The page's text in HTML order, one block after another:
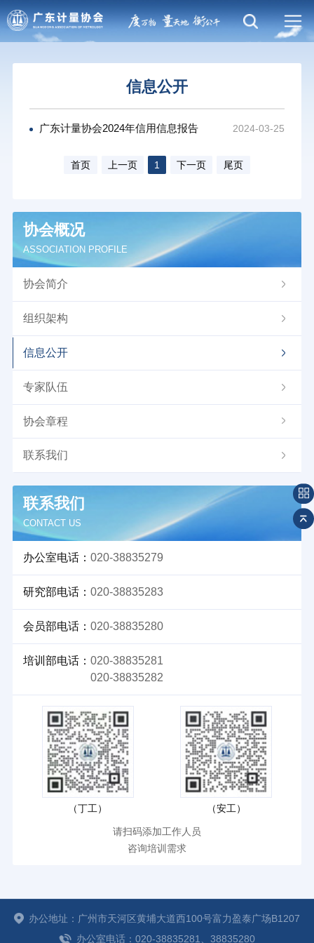
协会概况
ASSOCIATION PROFILE
协会简介
组织架构
信息公开
专家队伍
协会章程
联系我们
联系我们
CONTACT US
办公室电话： 020-38835279
研究部电话： 020-38835283
会员部电话： 020-38835280
培训部电话： 020-38835281
020-38835282
（丁工） （安工）
请扫码添加工作人员
咨询培训需求
信息公开
广东计量协会2024年信用信息报告 2024-03-25
首页 上一页 1 下一页 尾页
办公地址：广州市天河区黄埔大道西100号富力盈泰广场B1207
办公室电话：020-38835281、38835280